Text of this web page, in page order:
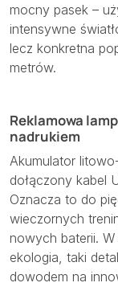
mocny pasek –
intensywne
lecz konkretna
metrów.
Reklamowa
nadrukiem
Akumulator
dołączony kabel
Oznacza to do
wieczornych
nowych baterii.
ekologia, taki
dowodem na